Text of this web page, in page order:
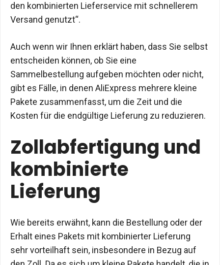
den kombinierten Lieferservice mit schnellerem
Versand genutzt“.
Auch wenn wir Ihnen erklärt haben, dass Sie selbst
entscheiden können, ob Sie eine
Sammelbestellung aufgeben möchten oder nicht,
gibt es Fälle, in denen AliExpress mehrere kleine
Pakete zusammenfasst, um die Zeit und die
Kosten für die endgültige Lieferung zu reduzieren.
Zollabfertigung und
kombinierte
Lieferung
Wie bereits erwähnt, kann die Bestellung oder der
Erhalt eines Pakets mit kombinierter Lieferung
sehr vorteilhaft sein, insbesondere in Bezug auf